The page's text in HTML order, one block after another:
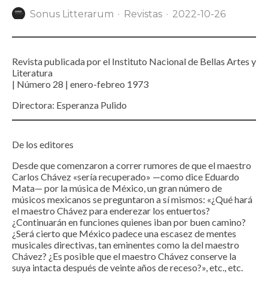
Sonus Litterarum · Revistas · 2022-10-26
Revista publicada por el Instituto Nacional de Bellas Artes y
Literatura
| Número 28 | enero-febreo 1973
Directora: Esperanza Pulido
De los editores
Desde que comenzaron a correr rumores de que el maestro
Carlos Chávez «sería recuperado» —como dice Eduardo
Mata— por la música de México, un gran número de
músicos mexicanos se preguntaron a sí mismos: «¿Qué hará
el maestro Chávez para enderezar los entuertos?
¿Continuarán en funciones quienes iban por buen camino?
¿Será cierto que México padece una escasez de mentes
musicales directivas, tan eminentes como la del maestro
Chávez? ¿Es posible que el maestro Chávez conserve la
suya intacta después de veinte años de receso?», etc., etc.